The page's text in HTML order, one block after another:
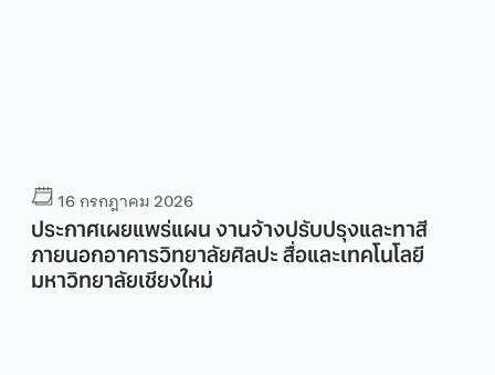
16 กรกฎาคม 2026
ประกาศเผยแพร่แผน งานจ้างปรับปรุงและทาสี
ภายนอกอาคารวิทยาลัยศิลปะ สื่อและเทคโนโลยี
มหาวิทยาลัยเชียงใหม่